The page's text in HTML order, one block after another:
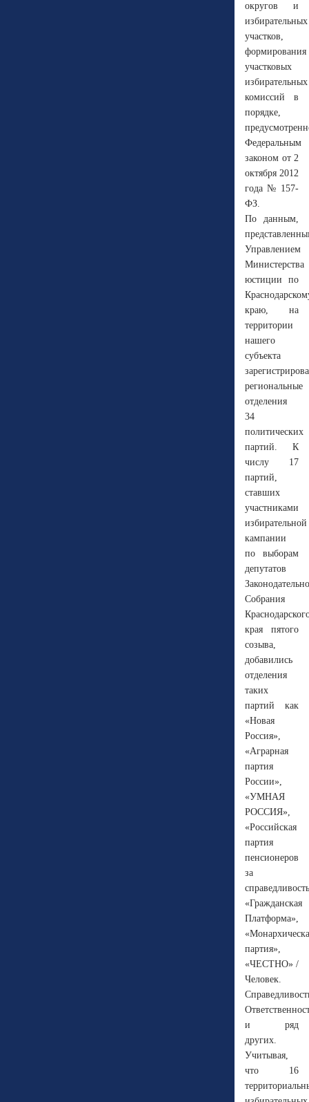
округов и
избирательных
участков,
формирования
участковых
избирательных
комиссий в
порядке,
Федеральным
законом от 2
октября 2012
года № 157-
ФЗ.
По данным,
Управлением
Министерства
юстиции по
краю, на
территории
нашего
субъекта
региональные
отделения
34
политических
партий. К
числу 17
партий,
ставших
участниками
избирательной
кампании
по выборам
депутатов
Собрания
края пятого
созыва,
добавились
отделения
таких
партий как
«Новая
Россия»,
«Аграрная
партия
России»,
«УМНАЯ
РОССИЯ»,
«Российская
партия
пенсионеров
за
«Гражданская
Платформа»,
партия»,
«ЧЕСТНО» /
Человек.
и ряд
других.
Учитывая,
что 16